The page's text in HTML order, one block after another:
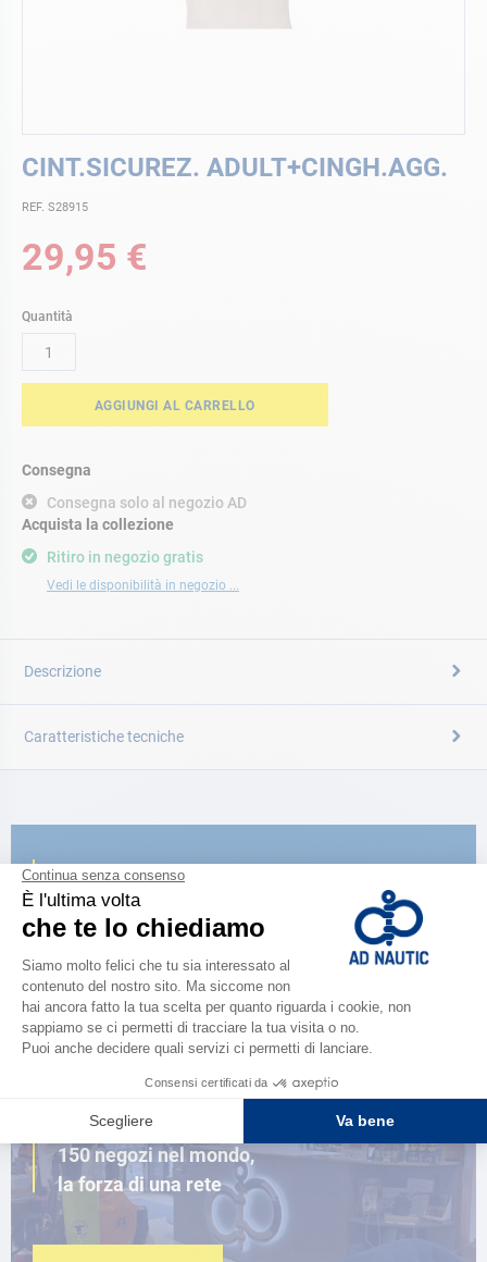
CINT.SICUREZ. ADULT+CINGH.AGG.
REF. S28915
29,95 €
Quantità
AGGIUNGI AL CARRELLO
Consegna
Consegna solo al negozio AD
Ritiro in negozio gratis
Vedi le disponibilità in negozio ...
Acquista la collezione
all'inizio
galleria
immagini
Descrizione
Caratteristiche tecniche
CATALOGARE
Scopri la
nuova guida AD 2026
SFOGLIA IL CATALOGO
VICINO A TE
150 negozi nel mondo,
la forza di una rete